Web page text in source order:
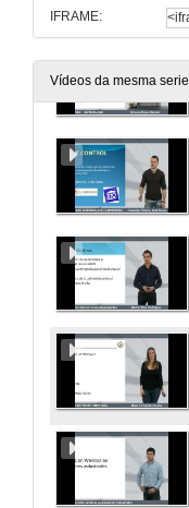
IFRAME:
Vídeos da mesma serie